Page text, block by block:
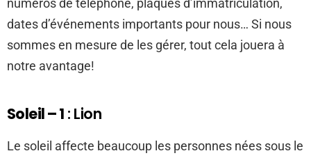
dates d’événements importants pour nous… Si nous
sommes en mesure de les gérer, tout cela jouera à
notre avantage!
Soleil – 1 : Lion
Le soleil affecte beaucoup les personnes nées sous le